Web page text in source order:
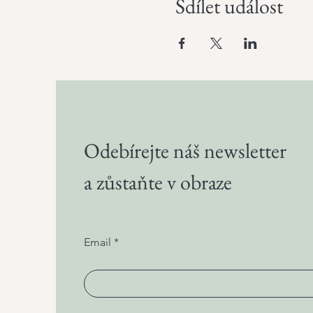
Sdílet událost
Odebírejte náš newsletter
a zůstaňte v obraze
Email